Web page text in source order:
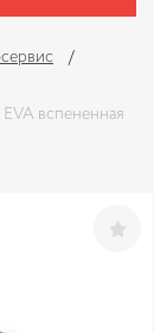
вспененная